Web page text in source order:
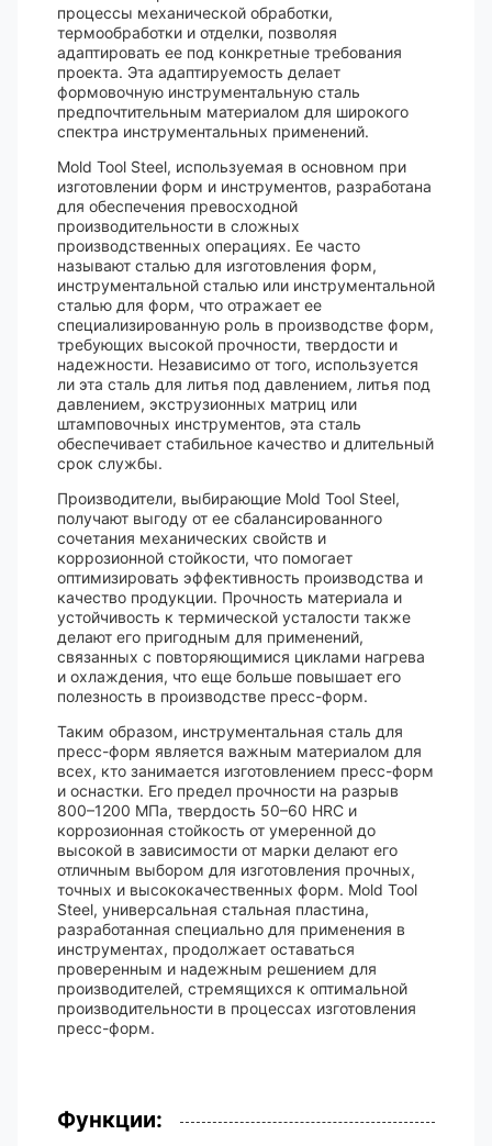
процессы механической обработки,
термообработки и отделки, позволяя
адаптировать ее под конкретные требования
проекта. Эта адаптируемость делает
формовочную инструментальную сталь
предпочтительным материалом для широкого
спектра инструментальных применений.
Mold Tool Steel, используемая в основном при
изготовлении форм и инструментов, разработана
для обеспечения превосходной
производительности в сложных
производственных операциях. Ее часто
называют сталью для изготовления форм,
инструментальной сталью или инструментальной
сталью для форм, что отражает ее
специализированную роль в производстве форм,
требующих высокой прочности, твердости и
надежности. Независимо от того, используется
ли эта сталь для литья под давлением, литья под
давлением, экструзионных матриц или
штамповочных инструментов, эта сталь
обеспечивает стабильное качество и длительный
срок службы.
Производители, выбирающие Mold Tool Steel,
получают выгоду от ее сбалансированного
сочетания механических свойств и
коррозионной стойкости, что помогает
оптимизировать эффективность производства и
качество продукции. Прочность материала и
устойчивость к термической усталости также
делают его пригодным для применений,
связанных с повторяющимися циклами нагрева
и охлаждения, что еще больше повышает его
полезность в производстве пресс-форм.
Таким образом, инструментальная сталь для
пресс-форм является важным материалом для
всех, кто занимается изготовлением пресс-форм
и оснастки. Его предел прочности на разрыв
800–1200 МПа, твердость 50–60 HRC и
коррозионная стойкость от умеренной до
высокой в ​​зависимости от марки делают его
отличным выбором для изготовления прочных,
точных и высококачественных форм. Mold Tool
Steel, универсальная стальная пластина,
разработанная специально для применения в
инструментах, продолжает оставаться
проверенным и надежным решением для
производителей, стремящихся к оптимальной
производительности в процессах изготовления
пресс-форм.
Функции: